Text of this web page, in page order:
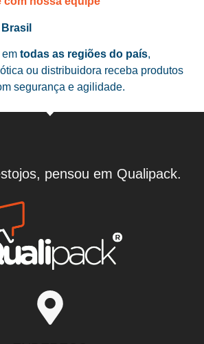
todas as regiões do país,
ou distribuidora receba produtos
segurança e agilidade.
pensou em Qualipack.